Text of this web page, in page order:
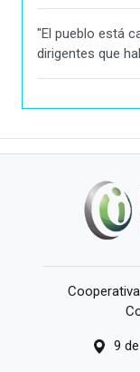
"El pueblo está
dirigentes que
9